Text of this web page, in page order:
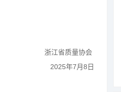
浙江省质量协会
2025年7月8日